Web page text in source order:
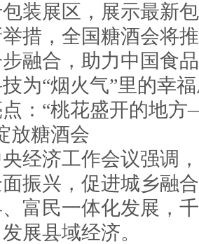
装展区，展示最新
措，全国糖酒会将
融合，助力中国食
为“烟火气”里的幸
“桃花盛开的地方
放糖酒会
济工作会议强调，
振兴，促进城乡融
富民一体化发展，
展县域经济。